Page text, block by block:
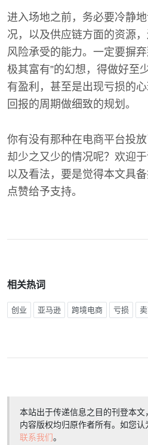
进入场地之前，务必要冷静
况，以及供应链方面的资源
风险承受的能力。一定要摒
极其富有”的幻想，得做好至
有盈利，甚至是出现亏损的
回报的周期做细致的规划。
你有没有那种在电商平台投
却少之又少的情况呢？欢迎
以及看法，要是觉得本文具
点赞给予支持。
相关热词
创业 亚马逊 跨境电商 亏损
本站出于传递信息之目的刊登本文
内容版权均归原作者所有。如您
联系我们。